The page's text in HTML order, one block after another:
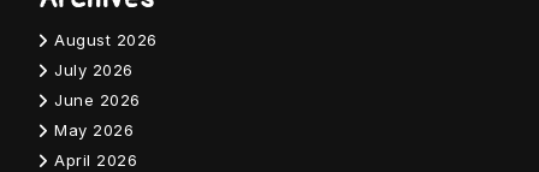
August 2026
July 2026
June 2026
May 2026
April 2026